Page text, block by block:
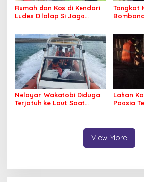
Rumah dan Kos di Kendari
Ludes Dilalap Si Jago
Tongkat
Nelayan Wakatobi Diduga
Terjatuh ke Laut Saat
Lahan
Poasia
View More